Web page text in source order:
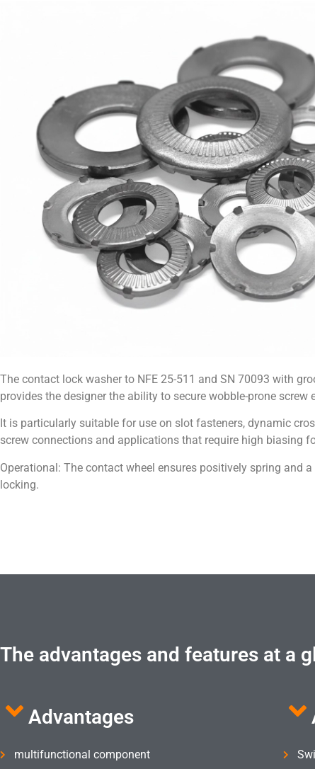
The contact lock washer to NFE 25-511 and SN 70093 with
provides the designer the ability to secure wobble-prone screw
It is particularly suitable for use on slot fasteners, dynamic
screw connections and applications that require high biasing
Operational: The contact wheel ensures positively spring and
locking.
The advantages and features at a
Advantages
multifunctional component